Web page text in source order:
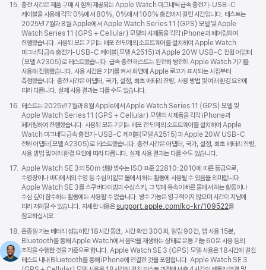
각주
15. 충전 시간은 제품 구매 시 함께 제공되는 Apple Watch 마그네틱 급속 충전기-USB-C
케이블을 사용해 각각 0%에서 80%, 0%에서 100% 충전까지 걸린 시간입니다. 테스트는
2025년 7월과 8월 Apple에서 Apple Watch Series 11 (GPS) 모델 및 Apple
Watch Series 11 (GPS + Cellular) 모델의 시제품을 각각 iPhone과 페어링하여
진행했습니다. 사용된 모든 기기는 배포 전 단계의 소프트웨어를 설치하여 Apple Watch
마그네틱 급속 충전기-USB-C 케이블(모델 A2515)과 Apple 20W USB-C 전원 어댑터
(모델 A2305)로 테스트했습니다. 급속 충전 테스트는 완전히 방전된 Apple Watch 기기를
사용해 진행했습니다. 사용 시간은 기기를 켜서 화면에 Apple 로고가 표시되는 시점부터
측정했습니다. 충전 시간은 어댑터, 국가, 설정, 최초 배터리 잔량, 사용 방법 및 여러 환경 요인에
따라 다릅니다. 실제 사용 결과는 다를 수도 있습니다.
각주
16. 테스트는 2025년 7월과 8월 Apple에서 Apple Watch Series 11 (GPS) 모델 및
Apple Watch Series 11 (GPS + Cellular) 모델의 시제품을 각각 iPhone과
페어링하여 진행했습니다. 사용된 모든 기기는 배포 전 단계의 소프트웨어를 설치하여 Apple
Watch 마그네틱 급속 충전기-USB-C 케이블(모델 A2515)과 Apple 20W USB-C
전원 어댑터(모델 A2305)로 테스트했습니다. 충전 시간은 어댑터, 국가, 설정, 최초 배터리 잔량,
사용 방법 및 여러 환경 요인에 따라 다릅니다. 실제 사용 결과는 다를 수도 있습니다.
각주
17. Apple Watch SE 3의 50m 생활 방수는 ISO 표준 22810:2010에 따른 등급으로,
수영장이나 바다에서의 수영 등 수심이 얕은 물에서 하는 활동에 사용될 수 있음을 의미합니다.
Apple Watch SE 3를 스쿠버다이빙과 수상스키, 그 밖에 유속이 빠른 물에서 하는 활동이나
수심 깊이 잠수하는 활동에는 사용할 수 없습니다. 방수 기능은 영구적이지 않으며 시간이 지남에
따라 저하될 수 있습니다. 자세한 내용은support.apple.com/ko-kr/109522를
참고하십시오.
각주
18. 온종일 가는 배터리 성능이란 18시간 동안, 시간 확인 300회, 알림 90건, 앱 사용 15분,
Bluetooth를 통해 Apple Watch에서 음악을 재생하는 상태로 운동 기능 60분 사용 등의
조작을 수행한 것을 기준으로 합니다. Apple Watch SE 3 (GPS) 모델 사용은 18시간에 걸친
테스트 내내 Bluetooth를 통해 iPhone에 연결한 것을 포함합니다. Apple Watch SE 3